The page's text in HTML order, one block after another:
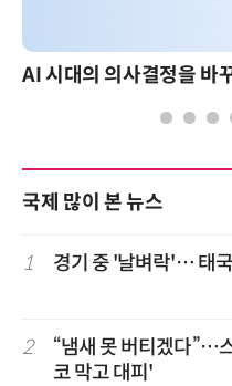
국제 많이 본 뉴스
1 경기 중 '날벼락'… 태
2
“냄새 못 버티겠다”…
코 막고 대피'